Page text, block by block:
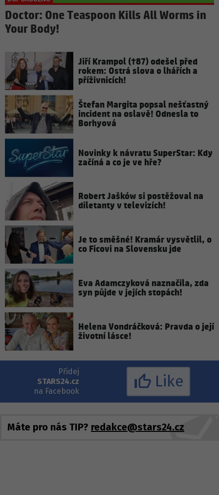
Doctor: One Teaspoon Kills All Worms in
Your Body!
Jiří Krampol (†87) odešel před
rokem: Ostrá slova o lhářích a
příživnicích!
Štefan Margita popsal nešťastný
incident na oslavě! Odnesla to
Borhyová
Novinky k návratu SuperStar: Kdy
začíná a co je ve hře?
Robert Jašków si postěžoval na
diletanty v televizích!
Je to směšné! Kramár vysvětlil, o
co Ficovi na Slovensku jde
Eva Adamczyková naznačila, zda
syn půjde v jejích stopách!
Helena Vondráčková: Pravda o její
životní lásce!
Přidej
STARS24.cz
na Facebook
Like
Máte pro nás TIP? redakce@stars24.cz